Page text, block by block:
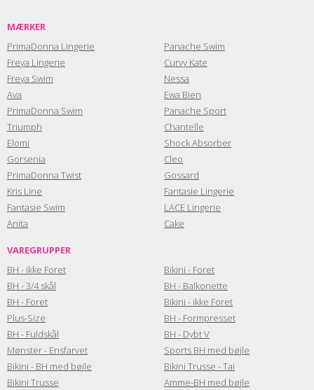
MÆRKER
PrimaDonna Lingerie
Freya Lingerie
Freya Swim
Ava
PrimaDonna Swim
Triumph
Elomi
Gorsenia
PrimaDonna Twist
Kris Line
Fantasie Swim
Anita
Panache Swim
Curvy Kate
Nessa
Ewa Bien
Panache Sport
Chantelle
Shock Absorber
Cleo
Gossard
Fantasie Lingerie
LACE Lingerie
Cake
VAREGRUPPER
BH - ikke Foret
BH - 3/4 skål
BH - Foret
Plus-Size
BH - Fuldskål
Mønster - Ensfarvet
Bikini - BH med bøjle
Bikini Trusse
Bikini - Foret
BH - Balkonette
Bikini - ikke Foret
BH - Formpresset
BH - Dybt V
Sports BH med bøjle
Bikini Trusse - Tai
Amme-BH med bøjle